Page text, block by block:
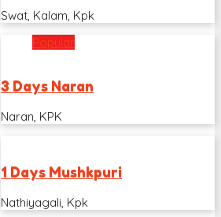
Swat, Kalam, Kpk
Popular
3 Days Naran
Naran, KPK
1 Days Mushkpuri
Nathiyagali, Kpk